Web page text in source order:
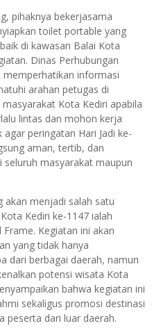
pihaknya bekerjasama
toilet portable yang
di kawasan Balai Kota
Dinas Perhubungan
informasi
arahan petugas di
Kota Kediri apabila
lintas dan mohon kerja
peringatan Hari Jadi ke-
aman, tertib, dan
masyarakat maupun
akan menjadi salah satu
Kediri ke-1147 ialah
Kegiatan ini akan
yang tidak hanya
dari berbagai daerah, namun
potensi wisata Kota
bahwa kegiatan ini
sekaligus promosi destinasi
peserta dari luar daerah.